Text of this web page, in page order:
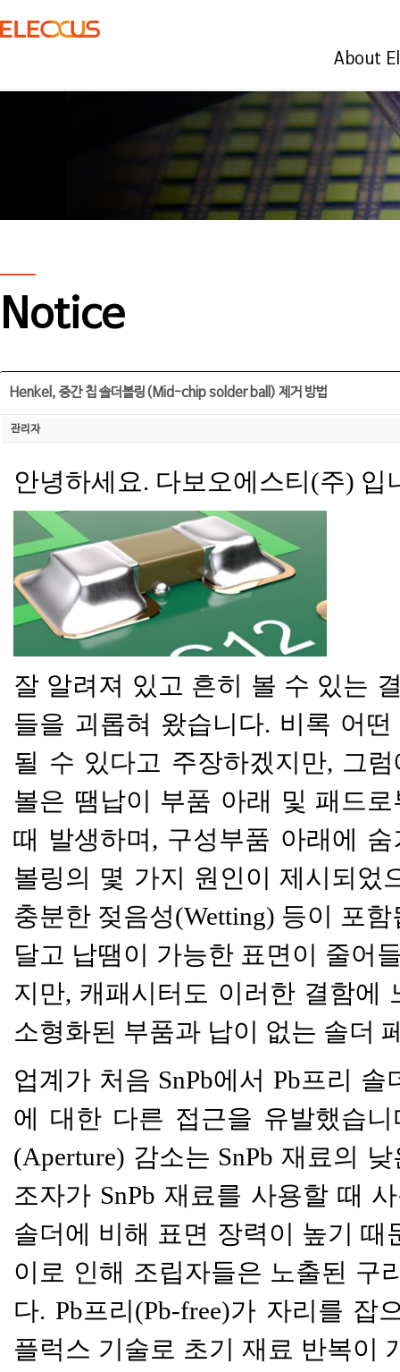
About
Notice
Henkel, 중간 칩 솔더볼링(Mid-chip solder ball) 제거 방법
관리자
안녕하세요. 다보오에스티(주) 입
잘 알려져 있고 흔히 볼 수 있는
들을 괴롭혀 왔습니다. 비록 어
될 수 있다고 주장하겠지만, 그
볼은 땜납이 부품 아래 및 패드
때 발생하며, 구성부품 아래에
볼링의 몇 가지 원인이 제시되었
충분한 젖음성(Wetting) 등이 포
달고 납땜이 가능한 표면이 줄어
지만, 캐패시터도 이러한 결함에
소형화된 부품과 납이 없는 솔더
업계가 처음 SnPb에서 Pb프리
에 대한 다른 접근을 유발했습
(Aperture) 감소는 SnPb 재료의
조자가 SnPb 재료를 사용할 때
솔더에 비해 표면 장력이 높기
이로 인해 조립자들은 노출된 구
다. Pb프리(Pb-free)가 자리를
플럭스 기술로 초기 재료 반복이